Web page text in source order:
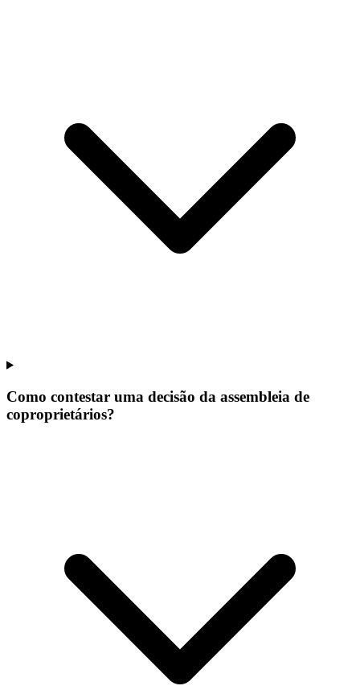
Como contestar uma decisão da assembleia de
coproprietários?